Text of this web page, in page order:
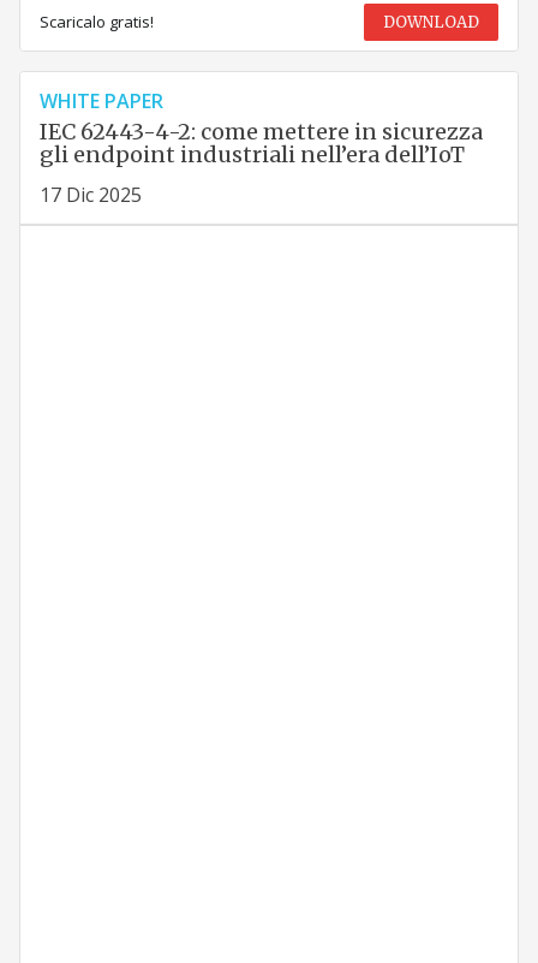
Scaricalo gratis! DOWNLOAD
WHITE PAPER
IEC 62443-4-2: come mettere in sicurezza
gli endpoint industriali nell’era dell’IoT
17 Dic 2025